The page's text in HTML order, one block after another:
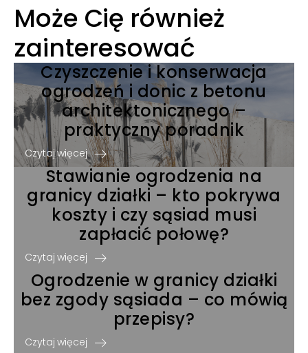
Może Cię również
zainteresować
Czyszczenie i konserwacja
ogrodzeń i donic z betonu
architektonicznego –
praktyczny poradnik
Czytaj więcej
Stawianie ogrodzenia na
granicy działki – kto pokrywa
koszty i czy sąsiad musi
zapłacić połowę?
Czytaj więcej
Ogrodzenie w granicy działki
bez zgody sąsiada – co mówią
przepisy?
Czytaj więcej